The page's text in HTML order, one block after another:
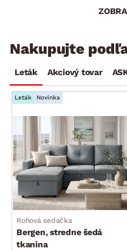
Nakupujte
Leták Akciový tovar
Leták Novinka
Rohová sedačka
Bergen, stredne šedá
tkanina